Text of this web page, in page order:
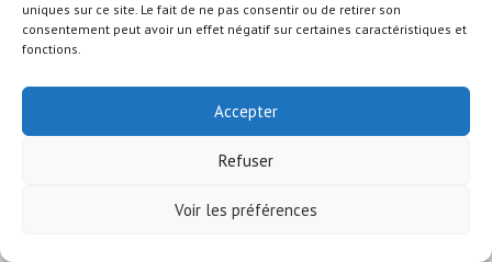
uniques sur ce site. Le fait de ne pas consentir ou de retirer son
consentement peut avoir un effet négatif sur certaines caractéristiques et
fonctions.
Accepter
Refuser
Voir les préférences
© COPYRIGHT - OCEANWP THEME BY NICK